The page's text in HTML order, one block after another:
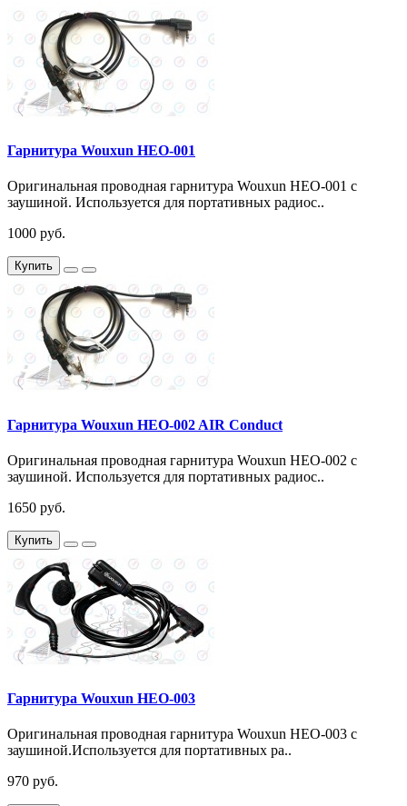
Гарнитура Wouxun HEO-001
Оригинальная проводная гарнитура Wouxun HEO-001 с
заушиной. Используется для портативных радиос..
1000 руб.
Купить
Гарнитура Wouxun HEO-002 AIR Conduct
Оригинальная проводная гарнитура Wouxun HEO-002 с
заушиной. Используется для портативных радиос..
1650 руб.
Купить
Гарнитура Wouxun HEO-003
Оригинальная проводная гарнитура Wouxun HEO-003 с
заушиной.Используется для портативных ра..
970 руб.